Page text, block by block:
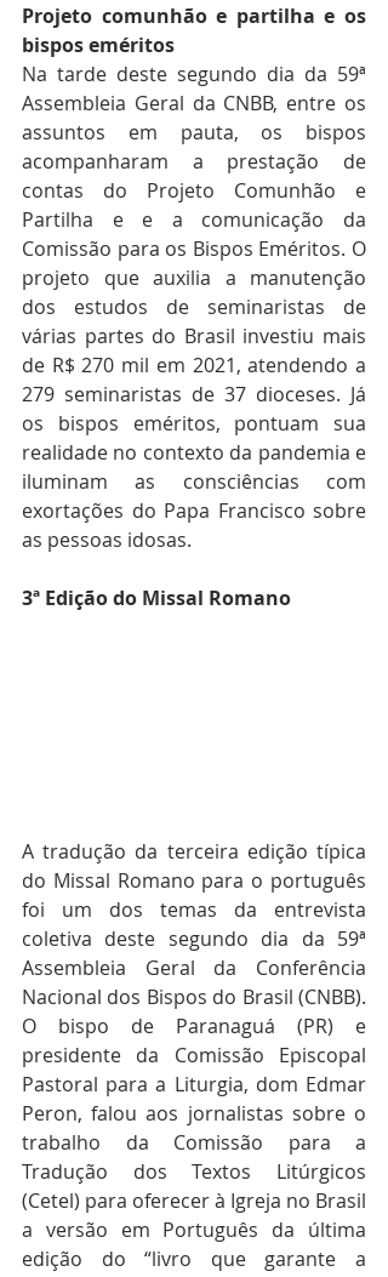
Projeto comunhão e partilha e os
bispos eméritos
Na tarde deste segundo dia da 59ª
Assembleia Geral da CNBB, entre os
assuntos em pauta, os bispos
acompanharam a prestação de
contas do Projeto Comunhão e
Partilha e e a comunicação da
Comissão para os Bispos Eméritos. O
projeto que auxilia a manutenção
dos estudos de seminaristas de
várias partes do Brasil investiu mais
de R$ 270 mil em 2021, atendendo a
279 seminaristas de 37 dioceses. Já
os bispos eméritos, pontuam sua
realidade no contexto da pandemia e
iluminam as consciências com
exortações do Papa Francisco sobre
as pessoas idosas.
3ª Edição do Missal Romano
A tradução da terceira edição típica
do Missal Romano para o português
foi um dos temas da entrevista
coletiva deste segundo dia da 59ª
Assembleia Geral da Conferência
Nacional dos Bispos do Brasil (CNBB).
O bispo de Paranaguá (PR) e
presidente da Comissão Episcopal
Pastoral para a Liturgia, dom Edmar
Peron, falou aos jornalistas sobre o
trabalho da Comissão para a
Tradução dos Textos Litúrgicos
(Cetel) para oferecer à Igreja no Brasil
a versão em Português da última
edição do “livro que garante a